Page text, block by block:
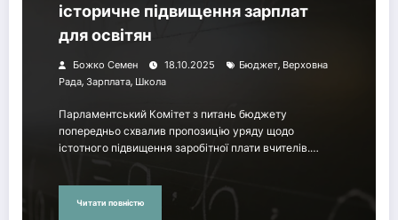
історичне підвищення зарплат
для освітян
Божко Семен 18.10.2025 Бюджет, Верховна
Рада, Зарплата, Школа
Парламентський Комітет з питань бюджету
попередньо схвалив пропозицію уряду щодо
істотного підвищення заробітної плати вчителів.…
Читати повністю